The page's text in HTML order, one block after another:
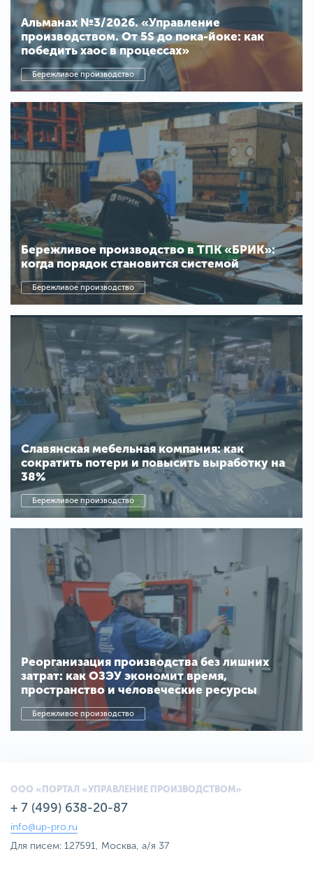
Альманах №3/2026. «Управление
производством. От 5S до пока-йоке: как
победить хаос в процессах»
Бережливое производство
Бережливое производство в ТПК «БРИК»:
когда порядок становится системой
Бережливое производство
Славянская мебельная компания: как
сократить потери и повысить выработку на
38%
Бережливое производство
Реорганизация производства без лишних
затрат: как ОЗЭУ экономит время,
пространство и человеческие ресурсы
Бережливое производство
ООО «ПОРТАЛ «УПРАВЛЕНИЕ ПРОИЗВОДСТВОМ»
+ 7 (499) 638-20-87
info@up-pro.ru
Для писем: 127591, Москва, а/я 37